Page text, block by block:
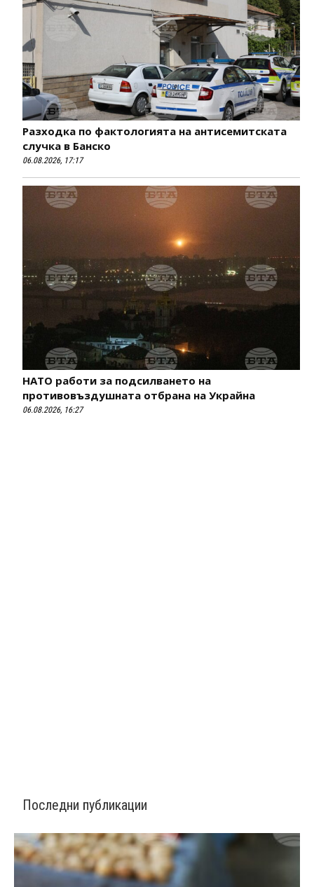
Разходка по фактологията на антисемитската
случка в Банско
06.08.2026, 17:17
НАТО работи за подсилването на
противовъздушната отбрана на Украйна
06.08.2026, 16:27
Последни публикации